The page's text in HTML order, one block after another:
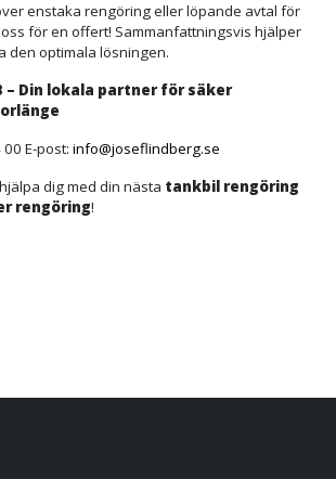
enstaka rengöring eller löpande avtal för
för en offert! Sammanfattningsvis hjälper
den optimala lösningen.
– Din lokala partner för säker
E-post: info@joseflindberg.se
dig med din nästa tankbil rengöring
rengöring!